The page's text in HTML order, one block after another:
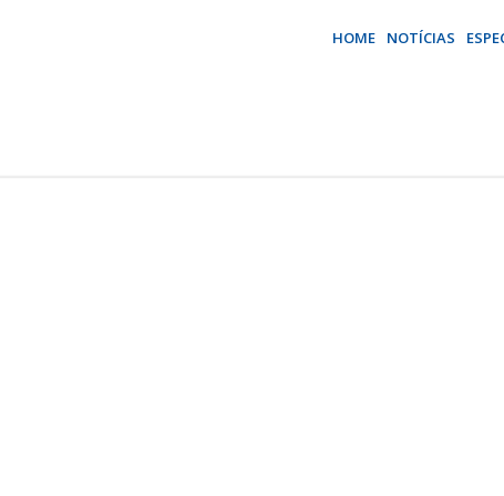
HOME NOTÍCIAS